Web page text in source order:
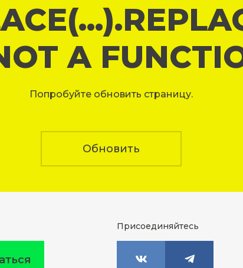
A
Попробуйте обновить страницу.
Обновить
Присоединяйтесь